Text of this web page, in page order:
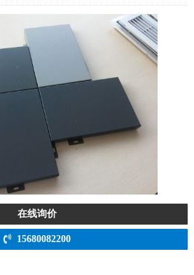
在线询价
15680082200